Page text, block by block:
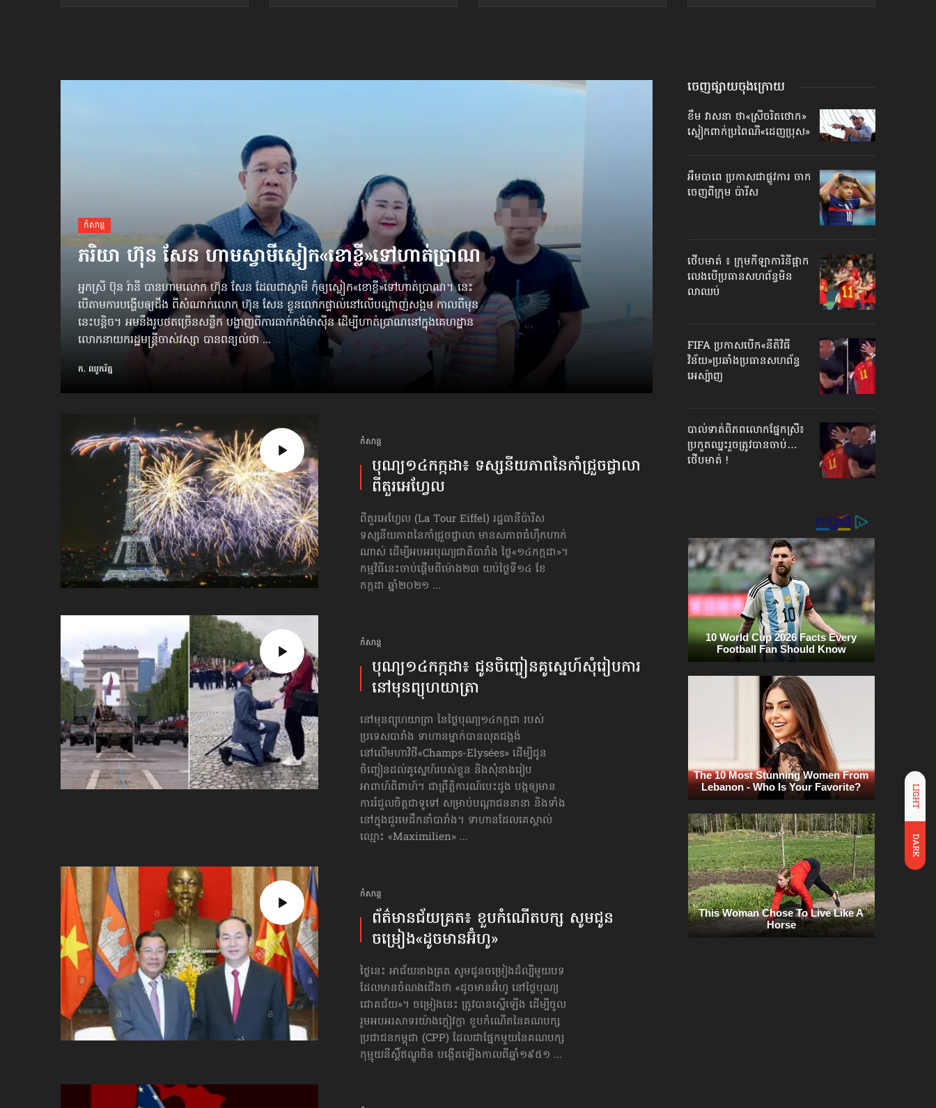
LIGHT
DARK
កំសាន្ដ
ភរិយា ហ៊ុន សែន ហាមស្វាមីស្លៀក​«ខោខ្លី»​ទៅហាត់ប្រាណ
អ្នកស្រី ប៊ុន រ៉ានី បានហាមលោក ហ៊ុន សែន ដែលជាស្វាមី កុំឲ្យស្លៀក«ខោខ្លី»ទៅហាត់ប្រាណ។ នេះ
បើតាម​ការបង្ហើប​ឲ្យដឹង ពីសំណាក់លោក ហ៊ុន សែន ខ្លួនលោកផ្ទាល់នៅលើបណ្ដាញសង្គម កាលពីមុន
នេះបន្តិច។ អមនឹងរូបថតច្រើនសន្លឹក បង្ហាញពីការធាក់កង់ម៉ាស៊ីន ដើម្បីហាត់ប្រាណនៅក្នុងគេហដ្ឋាន
លោកនាយករដ្ឋមន្ត្រី​ចាស់​វស្សា បានពន្យល់ថា ...
ក. ឈូករ័ត្ន
កំសាន្ដ
បុណ្យ១៤កក្កដា៖ ទស្សនីយភាព​នៃកាំជ្រួចជ្វាលា
ពីតួរអេហ្វែល
ពីតួរអេហ្វែល (La Tour Eiffel) រដ្ឋធានីប៉ារីស
ទស្សនីយភាពនៃកាំជ្រួចជ្វាលា មានសភាពធំហ៊ឹកហាក់
ណាស់ ដើម្បីអបអរបុណ្យជាតិបារាំង ថ្ងៃ​«១៤កក្កដា»។
កម្មវិធីនេះ​ចាប់ផ្ដើម​ពីម៉ោង២៣ យប់ថ្ងៃទី១៤ ខែ
កក្កដា ឆ្នាំ២០២១ ...
កំសាន្ដ
បុណ្យ១៤កក្កដា៖ ជូនចិញ្ចៀនគូស្នេហ៍​សុំរៀបការ
នៅមុន​ព្យុហយាត្រា
នៅមុនព្យុហយាត្រា នៃថ្ងៃបុណ្យ១៤កក្កដា របស់
ប្រទេសបារាំង ទាហានម្នាក់បានលុតជង្គង់
នៅលើមហាវិថី«Champs-Elysées» ដើម្បីជូន
ចិញ្ចៀនដល់គូស្នេហ៍របស់ខ្លួន និងសុំនាងរៀប
អាពាហ៍ពិពាហ៍។ ជាព្រឹត្តិការណ៍បេះដូង បង្កឲ្យមាន
ការរំជួលចិត្តជាទូទៅ សម្រាប់បណ្ដាជននានា និងទាំង
នៅក្នុងជួរមេដឹកនាំបារាំង។ ទាហានដែលគេស្គាល់
ឈ្មោះ «Maximilien» ...
កំសាន្ដ
ព័ត៌មានជ័យគ្រត៖ ខួបកំណើតបក្ស សូមជូន​
ចម្រៀង​«ដូចមានអ៊ំហូ»
ថ្ងៃនេះ អាជ័យនាងគ្រត សូមជូនចម្រៀងដ៏ល្បីមួយបទ
ដែលមានចំណងជើងថា «ដូចមានអ៊ំហូ នៅ​ថ្ងៃ​បុណ្យ​
ជោគជ័យ»។ ចម្រៀងនេះ ត្រូវបានស្នើឡើង ដើម្បីចូល
រួម​អបអរសាទរយ៉ាងក្លៀវក្លា ខួប​កំណើត​​នៃ​គណបក្ស​
ប្រជាជនកម្ពុជា (CPP) ដែលជាផ្នែកមួយ​នៃ​គណបក្ស
កុម្មុយនីស្ដិ៍​ឥណ្ឌូចិន បង្កើតឡើង​កាលពីឆ្នាំ​១៩៥១ ...
ចេញផ្សាយចុងក្រោយ
ខឹម វាសនា ថា«ស្រីចរិតថោក»​
ស្លៀកពាក់ប្រពៃណី​«ដេញប្រុស»
អឹមបាពេ ប្រកាសជាផ្លូវការ ចាក
ចេញពីក្រុម ប៉ារីស
ថើបមាត់ ៖ ក្រុមកីឡាការិនី​ផ្អាក
លេង​​បើប្រធានសហព័ន្ធ​មិន
លាឈប់
FIFA ប្រកាសបើក​«នីតិវិធី
វិន័យ»​ប្រឆាំងប្រធានសហព័ន្ធ​
អេស្ប៉ាញ
បាល់ទាត់​ពិភពលោក​ផ្នែកស្រី៖
ប្រកួតឈ្នះរួច​ត្រូវបានចាប់…
ថើបមាត់ !